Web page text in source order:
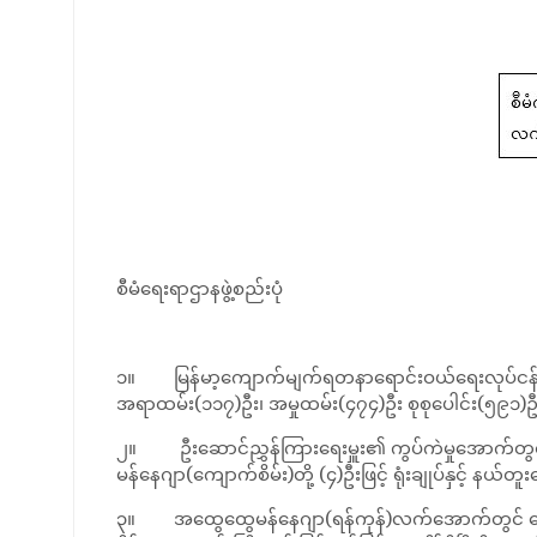
စီမံရေးရာဌာနဖွဲ့စည်းပုံ
၁။ မြန်မာ့ကျောက်မျက်ရတနာရောင်းဝယ်ရေးလုပ်ငန်း
အရာထမ်း(၁၁၇)ဦး၊ အမှုထမ်း(၄၇၄)ဦး စုစုပေါင်း(၅
၂။ ဦးဆောင်ညွှန်ကြားရေးမှူး၏ ကွပ်ကဲမှုအောက်တွင်
မန်နေဂျာ(ကျောက်စိမ်း)တို့ (၄)ဦးဖြင့် ရုံးချုပ်နှင့် န
၃။ အထွေထွေမန်နေဂျာ(ရန်ကုန်)လက်အောက်တွင် ရောင်း